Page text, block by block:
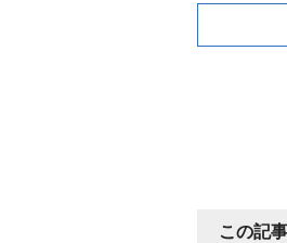
好きな
好きな
「私は明
白。ス
クに「ご
この記